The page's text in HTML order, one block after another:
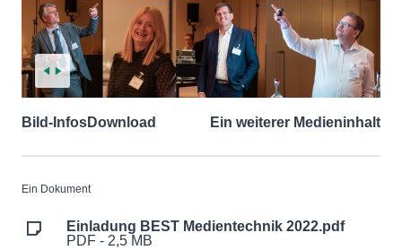
Bild-InfosDownload Ein weiterer Medieninhalt
Ein Dokument
Einladung BEST Medientechnik 2022.pdf
PDF - 2,5 MB